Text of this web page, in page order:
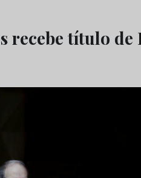
recebe título de